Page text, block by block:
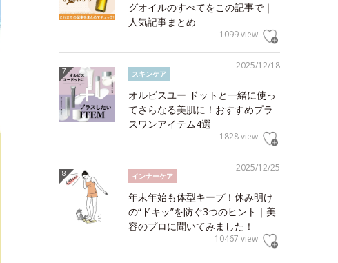
グオイルのすべてをこの記事で｜
人気記事まとめ
1099 view
2025/12/18
スキンケア
オルビスユー ドットと一緒に使っ
てさらなる美肌に！おすすめプラ
スワンアイテム4選
1828 view
2025/12/25
インナーケア
年末年始も体型キープ！休み明け
の“ドキッ”を防ぐ3つのヒント｜美
容のプロに聞いてみました！
10467 view